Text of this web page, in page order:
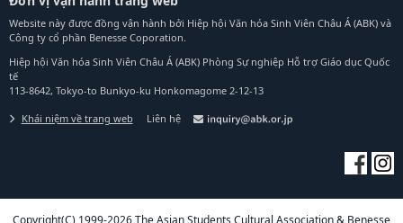
Website này được đồng vận hành bởi Hiệp hội Văn hóa Sinh Viên Châu Á (ABK) và
Công ty cổ phần Benesse Coporation.
Hiệp hội Văn hóa Sinh Viên Châu Á (ABK) Phòng Sự nghiệp Hỗ trợ Giáo dục Quốc
tế
113-8642, Tokyo-to Bunkyo-ku Honkomagome 2-12-13
Khái niệm về trang web Liên hệ
Copyright(C) 1999-2026 The Asian Students Cultural Association & Benesse